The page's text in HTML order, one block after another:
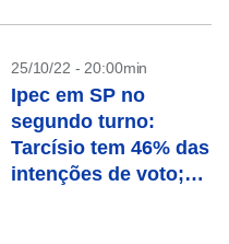
25/10/22 - 20:00min
Ipec em SP no
segundo turno:
Tarcísio tem 46% das
intenções de voto;